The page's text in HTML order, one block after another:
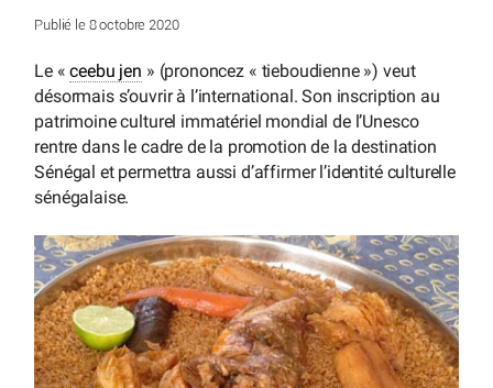
Publié le 8 octobre 2020
Le «ceebu jen » (prononcez « tieboudienne ») veut
désormais s’ouvrir à l’international. Son inscription au
patrimoine culturel immatériel mondial de l’Unesco
rentre dans le cadre de la promotion de la destination
Sénégal et permettra aussi d’affirmer l’identité culturelle
sénégalaise.